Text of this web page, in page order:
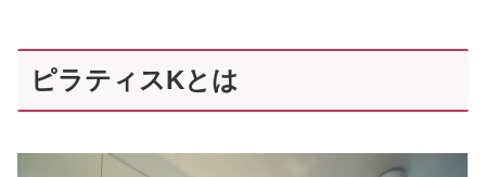
ピラティスKとは